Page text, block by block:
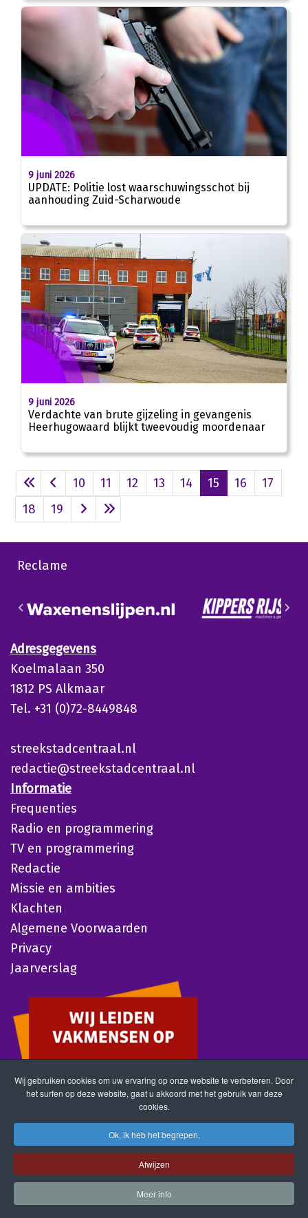
9 juni 2026
UPDATE: Politie lost waarschuwingsschot bij
aanhouding Zuid-Scharwoude
9 juni 2026
Verdachte van brute gijzeling in gevangenis
Heerhugowaard blijkt tweevoudig moordenaar
10 11 12 13 14 15 16
17
18
19
Reclame
Adresgegevens
Koelmalaan 350
1812 PS Alkmaar
Tel. +31 (0)72-8449848
streekstadcentraal.nl
redactie@streekstadcentraal.nl
Informatie
Frequenties
Radio en programmering
TV en programmering
Redactie
Missie en ambities
Klachten
Algemene Voorwaarden
Privacy
Jaarverslag
Wij gebruiken cookies om uw ervaring op onze website te verbeteren. Door
het surfen op deze website, gaat u akkoord met het gebruik van deze
cookies.
Ok, ik heb het begrepen.
Afwijzen
Meer info